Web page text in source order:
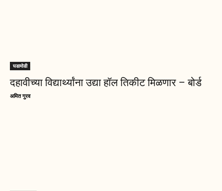
घडामोडी
दहावीच्या विद्यार्थ्यांना उद्या हॉल तिकीट मिळणार – बोर्ड
अमित गुरव